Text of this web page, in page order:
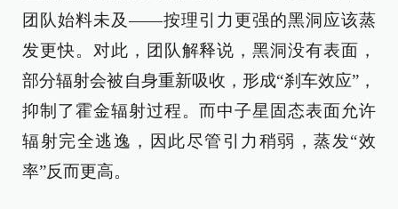
团队始料未及——按理引力更强的黑洞应该蒸
发更快。对此，团队解释说，黑洞没有表面，
部分辐射会被自身重新吸收，形成“刹车效应”，
抑制了霍金辐射过程。而中子星固态表面允许
辐射完全逃逸，因此尽管引力稍弱，蒸发“效
率”反而更高。